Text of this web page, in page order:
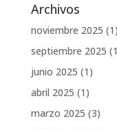
Archivos
noviembre 2025 (1)
septiembre 2025
junio 2025 (1)
abril 2025 (1)
marzo 2025 (3)